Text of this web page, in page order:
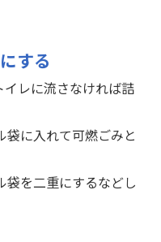
する
レに流さなければ詰
に入れて可燃ごみと
袋を二重にするなどし